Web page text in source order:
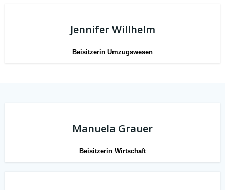
Jennifer Willhelm
Beisitzerin Umzugswesen
Manuela Grauer
Beisitzerin Wirtschaft